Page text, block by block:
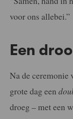
voor ons allebei.”
Een
Na de ceremonie
grote dag een
droeg – met een